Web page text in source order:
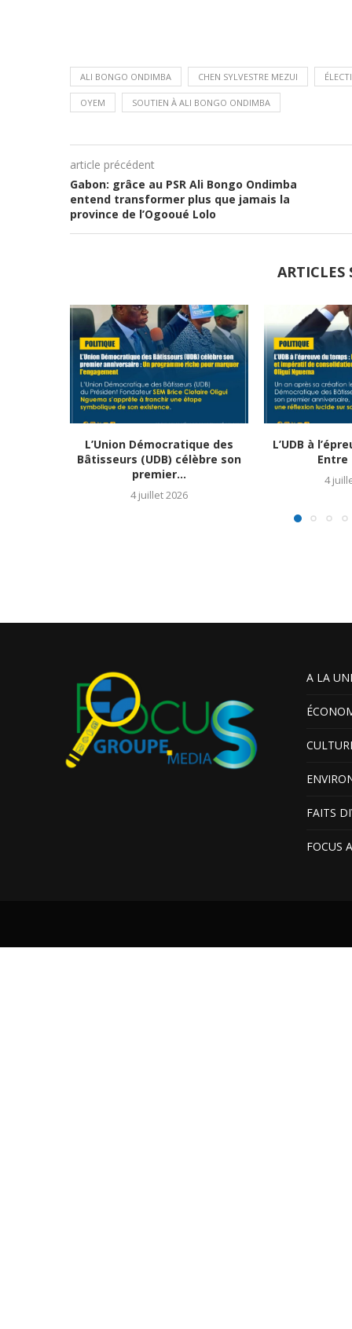
ALI BONGO ONDIMBA CHEN SYLVESTRE MEZUI
OYEM SOUTIEN À ALI BONGO ONDIMBA
article précédent
Gabon: grâce au PSR Ali Bongo Ondimba
entend transformer plus que jamais la
province de l’Ogooué Lolo
ARTICLES
L’Union Démocratique des
Bâtisseurs (UDB) célèbre son
premier...
4 juillet 2026
L’UDB à
Entre
4
A LA
FAITS
FOCUS